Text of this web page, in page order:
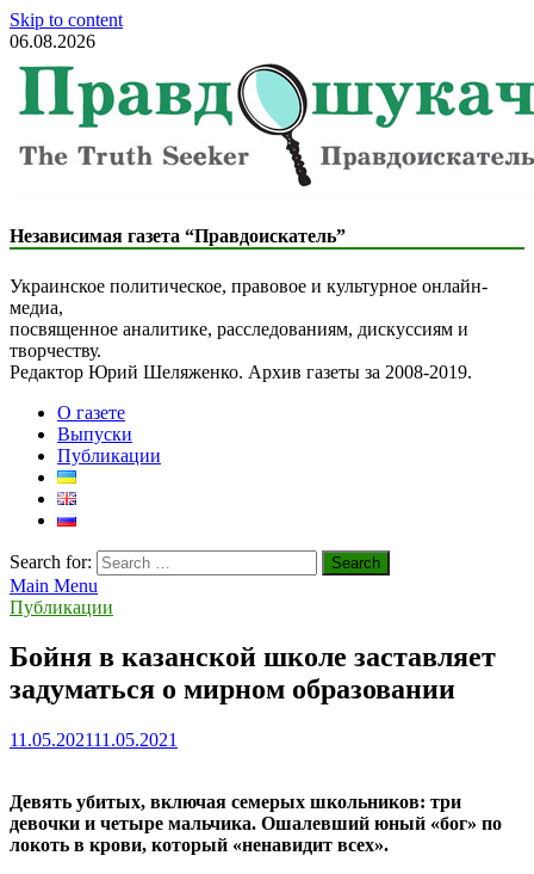
Skip to content
06.08.2026
The Truth Seeker
Liberal Newspaper
Независимая газета “Правдоискатель”
Украинское политическое, правовое и культурное онлайн-
медиа,
посвященное аналитике, расследованиям, дискуссиям и
творчеству.
Редактор Юрий Шеляженко. Архив газеты за 2008-2019.
О газете
Выпуски
Публикации
Search for:
Main Menu
Публикации
Бойня в казанской школе заставляет
задуматься о мирном образовании
11.05.202111.05.2021
Девять убитых, включая семерых школьников: три
девочки и четыре мальчика. Ошалевший юный «бог» по
локоть в крови, который «ненавидит всех».